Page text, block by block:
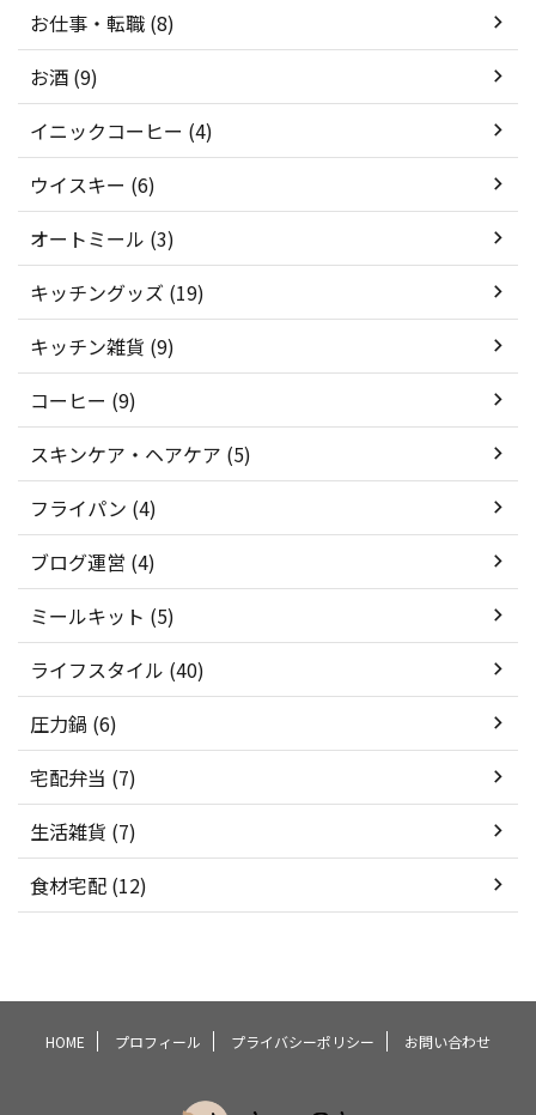
お仕事・転職 (8)
お酒 (9)
イニックコーヒー (4)
ウイスキー (6)
オートミール (3)
キッチングッズ (19)
キッチン雑貨 (9)
コーヒー (9)
スキンケア・ヘアケア (5)
フライパン (4)
ブログ運営 (4)
ミールキット (5)
ライフスタイル (40)
圧力鍋 (6)
宅配弁当 (7)
生活雑貨 (7)
食材宅配 (12)
HOME プロフィール プライバシーポリシー お問い合わせ